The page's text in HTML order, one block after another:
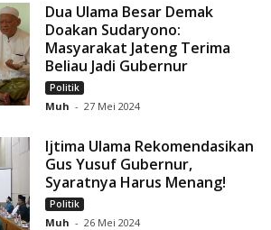
Dua Ulama Besar Demak
Doakan Sudaryono:
Masyarakat Jateng Terima
Beliau Jadi Gubernur
Politik
Muh - 27 Mei 2024
Ijtima Ulama Rekomendasikan
Gus Yusuf Gubernur,
Syaratnya Harus Menang!
Politik
Muh - 26 Mei 2024